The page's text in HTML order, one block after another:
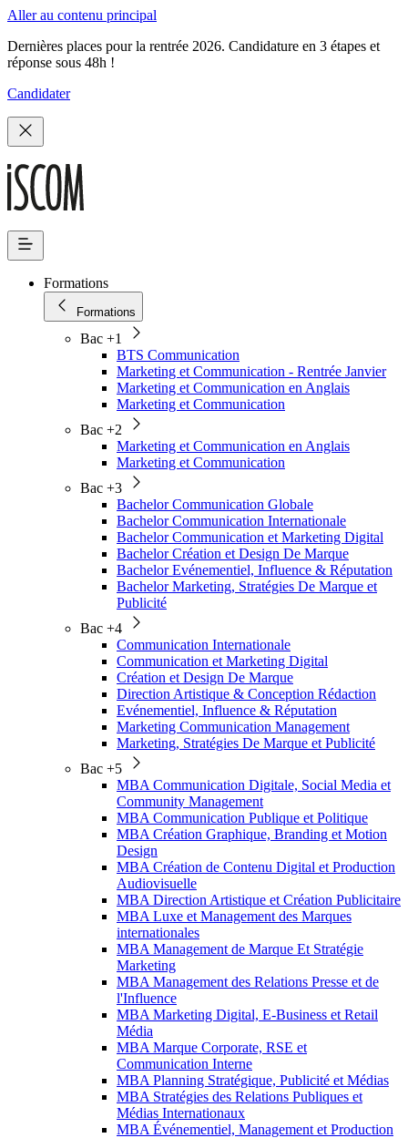
Aller au contenu principal
Dernières places pour la rentrée 2026. Candidature en 3 étapes et
réponse sous 48h !
Candidater
Formations
Formations
Bac +1
BTS Communication
Marketing et Communication - Rentrée Janvier
Marketing et Communication en Anglais
Marketing et Communication
Bac +2
Marketing et Communication en Anglais
Marketing et Communication
Bac +3
Bachelor Communication Globale
Bachelor Communication Internationale
Bachelor Communication et Marketing Digital
Bachelor Création et Design De Marque
Bachelor Evénementiel, Influence & Réputation
Bachelor Marketing, Stratégies De Marque et
Publicité
Bac +4
Communication Internationale
Communication et Marketing Digital
Création et Design De Marque
Direction Artistique & Conception Rédaction
Evénementiel, Influence & Réputation
Marketing Communication Management
Marketing, Stratégies De Marque et Publicité
Bac +5
MBA Communication Digitale, Social Media et
Community Management
MBA Communication Publique et Politique
MBA Création Graphique, Branding et Motion
Design
MBA Création de Contenu Digital et Production
Audiovisuelle
MBA Direction Artistique et Création Publicitaire
MBA Luxe et Management des Marques
internationales
MBA Management de Marque Et Stratégie
Marketing
MBA Management des Relations Presse et de
l'Influence
MBA Marketing Digital, E-Business et Retail
Média
MBA Marque Corporate, RSE et
Communication Interne
MBA Planning Stratégique, Publicité et Médias
MBA Stratégies des Relations Publiques et
Médias Internationaux
MBA Événementiel, Management et Production